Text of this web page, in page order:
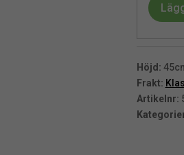
Höjd:
Frakt:
Artikelnr: